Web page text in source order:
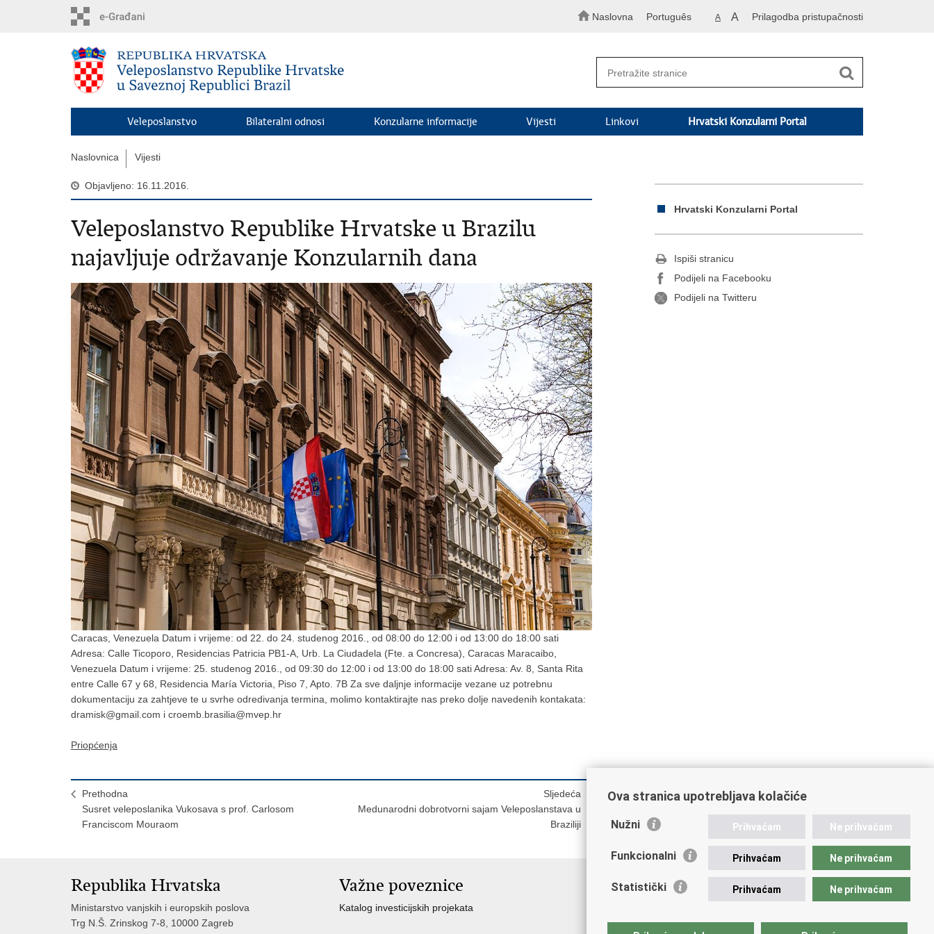
Naslovna Português A A Prilagodba pristupačnosti
Veleposlanstvo Bilateralni odnosi Konzularne informacije Vijesti Linkovi Hrvatski Konzularni Portal
Naslovnica Vijesti
Objavljeno: 16.11.2016.
Veleposlanstvo Republike Hrvatske u Brazilu
najavljuje održavanje Konzularnih dana
Caracas, Venezuela Datum i vrijeme: od 22. do 24. studenog 2016., od 08:00 do 12:00 i od 13:00 do 18:00 sati
Adresa: Calle Ticoporo, Residencias Patricia PB1-A, Urb. La Ciudadela (Fte. a Concresa), Caracas Maracaibo,
Venezuela Datum i vrijeme: 25. studenog 2016., od 09:30 do 12:00 i od 13:00 do 18:00 sati Adresa: Av. 8, Santa Rita
entre Calle 67 y 68, Residencia María Victoria, Piso 7, Apto. 7B Za sve daljnje informacije vezane uz potrebnu
dokumentaciju za zahtjeve te u svrhe odredivanja termina, molimo kontaktirajte nas preko dolje navedenih kontakata:
dramisk@gmail.com i croemb.brasilia@mvep.hr
Priopćenja
Prethodna
Susret veleposlanika Vukosava s prof. Carlosom
Franciscom Mouraom
Sljedeća
Medunarodni dobrotvorni sajam Veleposlanstava u
Braziliji
Hrvatski Konzularni Portal
Ispiši stranicu
Podijeli na Facebooku
Podijeli na Twitteru
Republika Hrvatska
Ministarstvo vanjskih i europskih poslova
Trg N.Š. Zrinskog 7-8, 10000 Zagreb
Važne poveznice
Katalog investicijskih projekata
Ova stranica upotrebljava kolačiće
Nužni Prihvaćam Ne prihvaćam
Funkcionalni Prihvaćam Ne prihvaćam
Statistički Prihvaćam Ne prihvaćam